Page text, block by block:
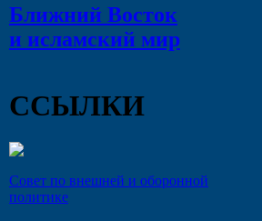
Ближний Восток
и исламский мир
ССЫЛКИ
Совет по внешней и оборонной
политике